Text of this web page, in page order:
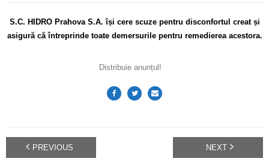
S.C. HIDRO Prahova S.A. își cere scuze pentru disconfortul creat și
asigură că întreprinde toate demersurile pentru remedierea acestora.
Distribuie anunțul!
PREVIOUS NEXT